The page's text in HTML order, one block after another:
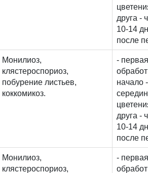
друга -
10-14
после
Монилиоз,
клястероспориоз,
побурение листьев,
коккомикоз.
- первая
начало -
друга -
10-14
после
Монилиоз,
клястероспориоз,
- первая